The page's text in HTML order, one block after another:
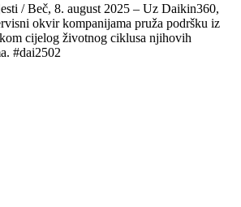
/ Beč, 8. august 2025 – Uz Daikin360,
okvir kompanijama pruža podršku iz
cijelog životnog ciklusa njihovih
#dai2502